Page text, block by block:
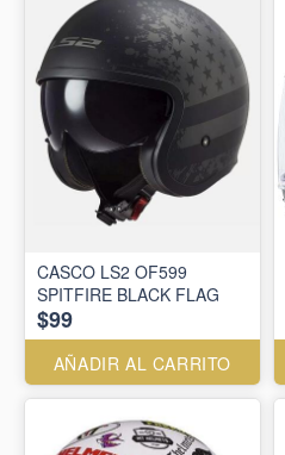
CASCO LS2 OF599
SPITFIRE BLACK FLAG
$99
AÑADIR AL CARRITO